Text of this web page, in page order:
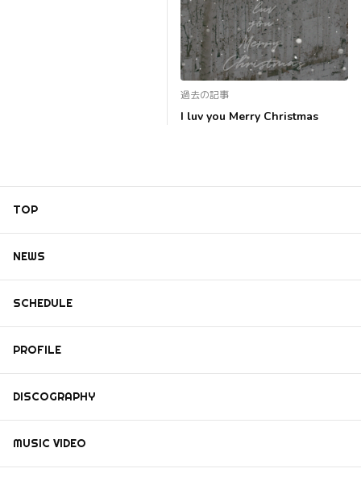
過去の記事
I luv you Merry Christmas
TOP
NEWS
SCHEDULE
PROFILE
DISCOGRAPHY
MUSIC VIDEO